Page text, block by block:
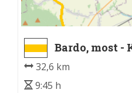
Bardo, most -
Ząbkowicki,
32,6 km
9:45 h